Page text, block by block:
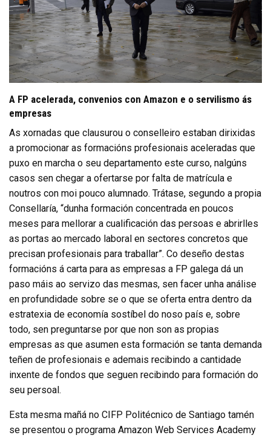
A FP acelerada, convenios con Amazon e o servilismo ás
empresas
As xornadas que clausurou o conselleiro estaban dirixidas
a promocionar as formacións profesionais aceleradas que
puxo en marcha o seu departamento este curso, nalgúns
casos sen chegar a ofertarse por falta de matrícula e
noutros con moi pouco alumnado. Trátase, segundo a propia
Consellaría, “dunha formación concentrada en poucos
meses para mellorar a cualificación das persoas e abrirlles
as portas ao mercado laboral en sectores concretos que
precisan profesionais para traballar”. Co deseño destas
formacións á carta para as empresas a FP galega dá un
paso máis ao servizo das mesmas, sen facer unha análise
en profundidade sobre se o que se oferta entra dentro da
estratexia de economía sostíbel do noso país e, sobre
todo, sen preguntarse por que non son as propias
empresas as que asumen esta formación se tanta demanda
teñen de profesionais e ademais recibindo a cantidade
inxente de fondos que seguen recibindo para formación do
seu persoal.
Esta mesma mañá no CIFP Politécnico de Santiago tamén
se presentou o programa Amazon Web Services Academy